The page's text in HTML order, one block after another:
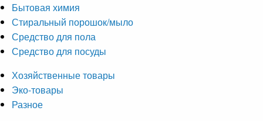
Бытовая химия
Стиральный порошок/мыло
Средство для пола
Средство для посуды
Хозяйственные товары
Эко-товары
Разное